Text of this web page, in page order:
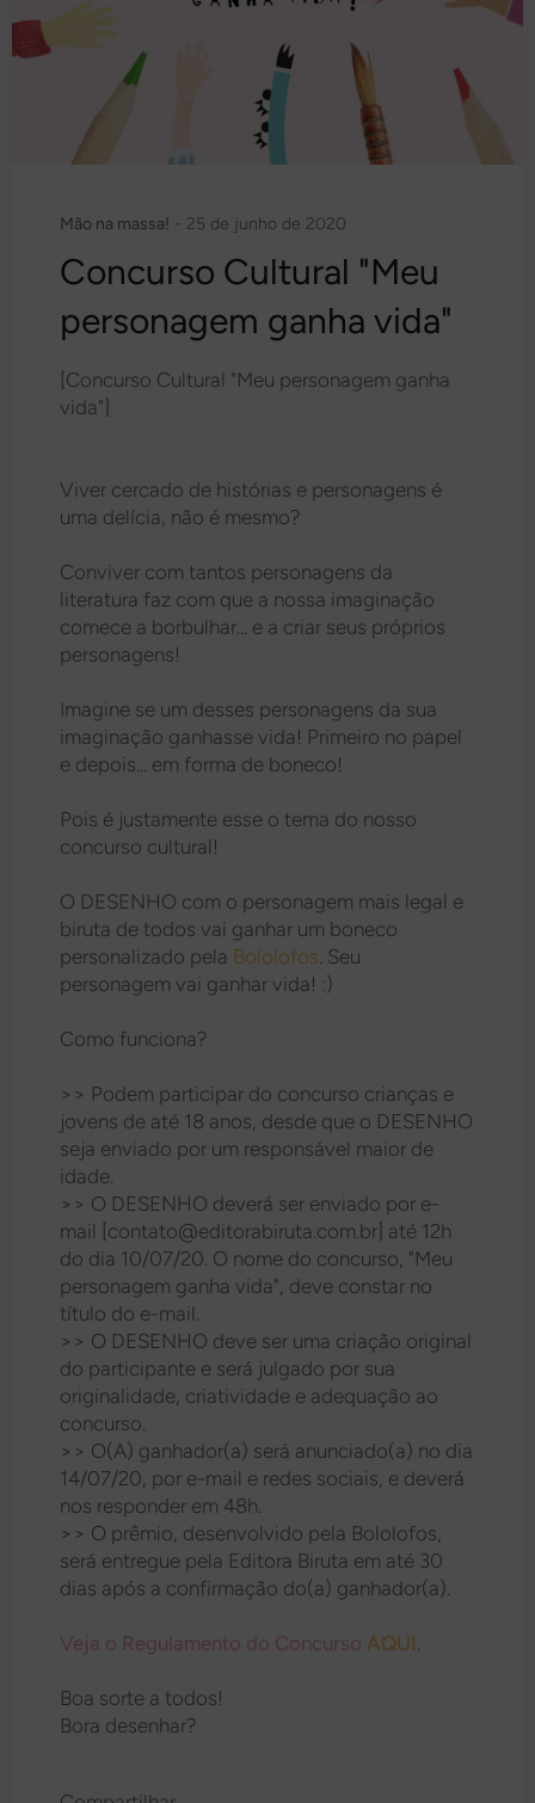
Mão na massa! - 25 de junho de 2020
Concurso Cultural "Meu
personagem ganha vida"
[Concurso Cultural "Meu personagem ganha
vida"]
Viver cercado de histórias e personagens é
uma delícia, não é mesmo?
Conviver com tantos personagens da
literatura faz com que a nossa imaginação
comece a borbulhar... e a criar seus próprios
personagens!
Imagine se um desses personagens da sua
imaginação ganhasse vida! Primeiro no papel
e depois... em forma de boneco!
Pois é justamente esse o tema do nosso
concurso cultural!
O DESENHO com o personagem mais legal e
biruta de todos vai ganhar um boneco
personalizado pela Bololofos . Seu
personagem vai ganhar vida! :)
Como funciona?
>> Podem participar do concurso crianças e
jovens de até 18 anos, desde que o DESENHO
seja enviado por um responsável maior de
idade.
>> O DESENHO deverá ser enviado por e-
mail [contato@editorabiruta.com.br] até 12h
do dia 10/07/20. O nome do concurso, "Meu
personagem ganha vida", deve constar no
título do e-mail.
>> O DESENHO deve ser uma criação original
do participante e será julgado por sua
originalidade, criatividade e adequação ao
concurso.
>> O(A) ganhador(a) será anunciado(a) no dia
14/07/20, por e-mail e redes sociais, e deverá
nos responder em 48h.
>> O prêmio, desenvolvido pela Bololofos,
será entregue pela Editora Biruta em até 30
dias após a confirmação do(a) ganhador(a).
Veja o Regulamento do Concurso AQUI
Boa sorte a todos!
Bora desenhar?